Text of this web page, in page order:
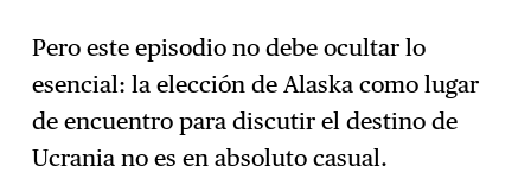
Pero este episodio no debe ocultar lo
esencial: la elección de Alaska como lugar
de encuentro para discutir el destino de
Ucrania no es en absoluto casual.